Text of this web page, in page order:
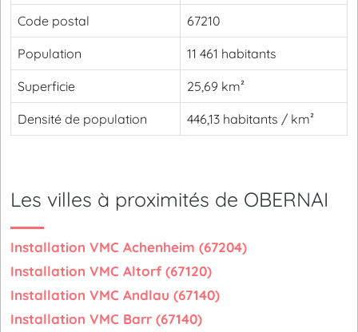
Code postal 67210
Population 11 461 habitants
Superficie 25,69 km²
Densité de population 446,13 habitants / km²
Les villes à proximités de OBERNAI
Installation VMC Achenheim (67204)
Installation VMC Altorf (67120)
Installation VMC Andlau (67140)
Installation VMC Barr (67140)